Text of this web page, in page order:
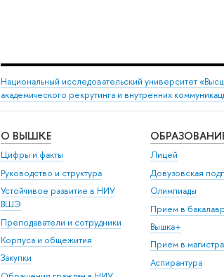
Национальный исследовательский университет
академического рекрутинга и внутренних
О ВЫШКЕ
Цифры и факты
Руководство и структура
Устойчивое развитие в НИУ
ВШЭ
Преподаватели и сотрудники
Корпуса и общежития
Закупки
Лицей
Довузовская
Олимпиады
Прием в
Вышка+
Прием в
Аспирантура